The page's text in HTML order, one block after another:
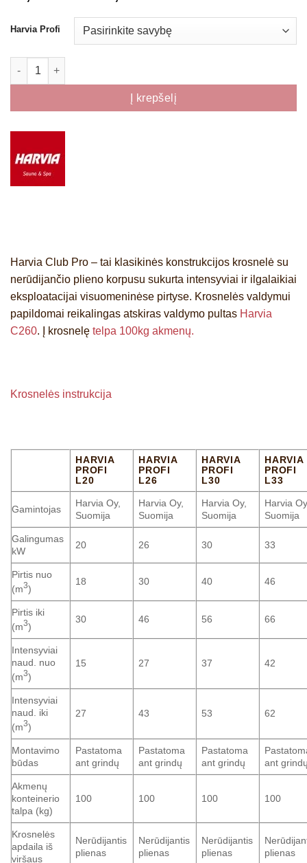
€2,844.00
through
Harvia Profi
produkto kiekis: Harvia Club Pro
Į krepšelį
Harvia Club Pro – tai klasikinės konstrukcijos krosnelė su
nerūdijančio plieno korpusu sukurta intensyviai ir ilgalaikiai
eksploatacijai visuomeninėse pirtyse. Krosnelės valdymui
papildomai reikalingas atskiras valdymo pultas Harvia
C260. Į krosnelę telpa 100kg akmenų.
Krosnelės instrukcija
HARVIA
PROFI
L20
HARVIA
PROFI
L26
HARVIA
PROFI
L30
HARVIA
PROFI
L33
Gamintojas
Harvia Oy,
Suomija
Harvia Oy,
Suomija
Harvia Oy,
Suomija
Harvia
Suomija
Galingumas
kW
20 26 30 33
Pirtis nuo
(m3)
18 30 40 46
Pirtis iki
(m3)
30 46 56 66
Intensyviai
naud. nuo
(m3)
15 27 37 42
Intensyviai
naud. iki
(m3)
27 43 53 62
Montavimo
būdas
Pastatoma
ant grindų
Pastatoma
ant grindų
Pastatoma
ant grindų
ant
Akmenų
konteinerio
talpa (kg)
100 100 100 100
Krosnelės
apdaila iš
viršaus
Nerūdijantis
plienas
Nerūdijantis
plienas
Nerūdijantis
plienas
plienas